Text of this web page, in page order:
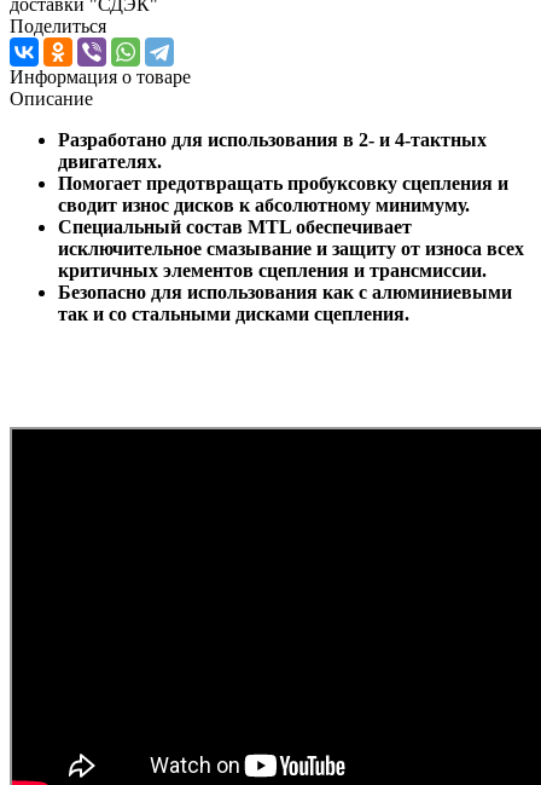
Поделиться
Информация о товаре
Описание
Разработано для использования в 2- и 4-тактных
двигателях.
Помогает предотвращать пробуксовку сцепления и
сводит износ дисков к абсолютному минимуму.
Специальный состав MTL обеспечивает
исключительное смазывание и защиту от износа всех
критичных элементов сцепления и трансмиссии.
Безопасно для использования как с алюминиевыми
так и со стальными дисками сцепления.